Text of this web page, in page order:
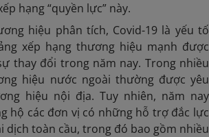
hạng “quyền lực” này.
hiệu phân tích, Covid-19 là yếu tố
xếp hạng thương hiệu mạnh được
thay đổi trong năm nay. Trong nhiều
hiệu nước ngoài thường được yêu
hiệu nội địa. Tuy nhiên, năm nay
hộ các đơn vị có những hỗ trợ đắc lực
dịch toàn cầu, trong đó bao gồm nhiều